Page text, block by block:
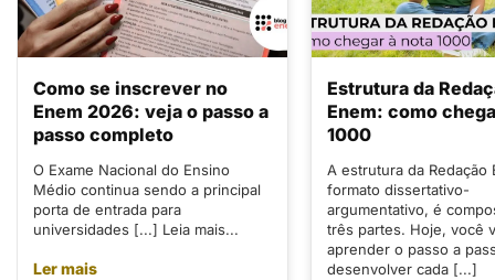
Como se inscrever no
Enem 2026: veja o passo a
passo completo
O Exame Nacional do Ensino
Médio continua sendo a principal
porta de entrada para
universidades [...] Leia mais...
Ler mais
Estrutura da
Enem: como
1000
A estrutura da Redação
formato dissertativo-
argumentativo, é
três partes. Hoje, você
aprender o passo a
desenvolver cada [...]